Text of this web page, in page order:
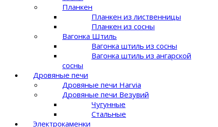
Планкен
Планкен из лиственницы
Планкен из сосны
Вагонка Штиль
Вагонка штиль из сосны
Вагонка штиль из ангарской
сосны
Дровяные печи
Дровяные печи Harvia
Дровяные печи Везувий
Чугунные
Стальные
Электрокаменки